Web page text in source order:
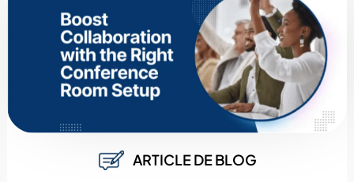
ARTICLE DE BLOG